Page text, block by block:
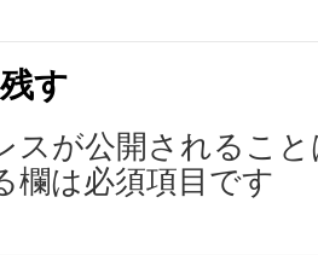
す
スが公開されるこ
欄は必須項目です